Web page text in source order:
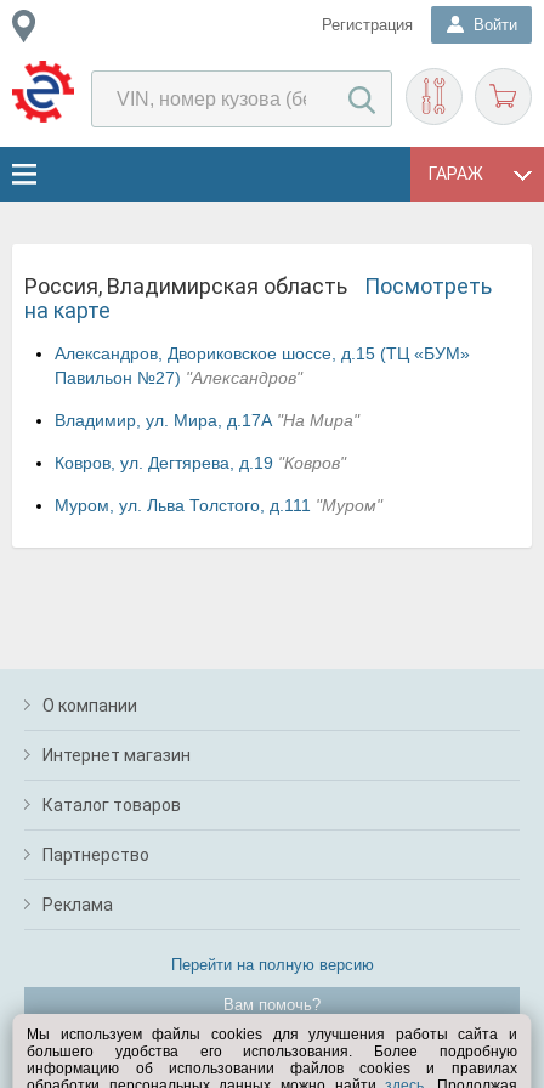
Регистрация Войти
ГАРАЖ
Россия, Владимирская область
Посмотреть
на карте
Александров, Двориковское шоссе, д.15 (ТЦ «БУМ»
Павильон №27) "Александров"
Владимир, ул. Мира, д.17А "На Мира"
Ковров, ул. Дегтярева, д.19 "Ковров"
Муром, ул. Льва Толстого, д.111 "Муром"
О компании
Интернет магазин
Каталог товаров
Партнерство
Реклама
Перейти на полную версию
Вам помочь?
© Exist.ru 1998—2026
Мы используем файлы cookies для улучшения работы сайта и
большего удобства его использования. Более подробную
информацию об использовании файлов cookies и правилах